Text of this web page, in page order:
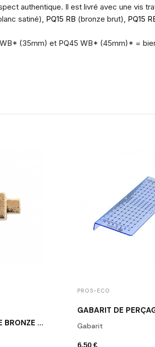
authentique. Il est livré avec une vis
satiné), PQ15 RB (bronze brut), PQ15
(35mm) et PQ45 WB* (45mm)* =
BOUTON DE MEUBLE BRONZE BRUT POLI DAUBY PQ25 RBP
PROS-ECO
Gabarit
6,50 €